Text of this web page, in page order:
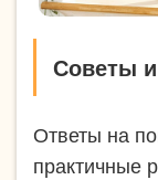
Советы
Ответы на
практичные